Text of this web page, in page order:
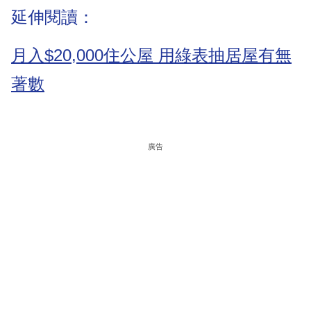
延伸閱讀：
月入$20,000住公屋 用綠表抽居屋有無
著數
廣告